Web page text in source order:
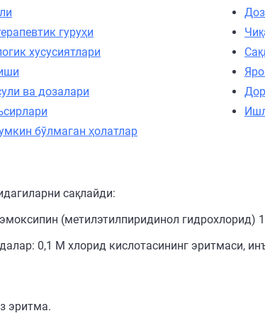
гуруҳи
хусусиятлари
ва дозалари
бўлмаган ҳолатлар
сақлайди:
(метилэтилпиридинол гидрохлорид)
0,1 М хлорид кислотасининг эритмаси,
эритма.